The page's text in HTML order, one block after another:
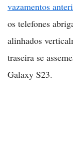
vazamentos
os telefones
alinhados
traseira se
Galaxy S23.